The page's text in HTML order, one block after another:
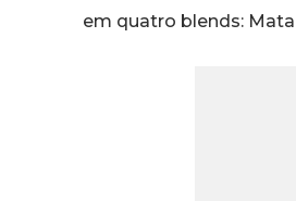
em quatro blends: